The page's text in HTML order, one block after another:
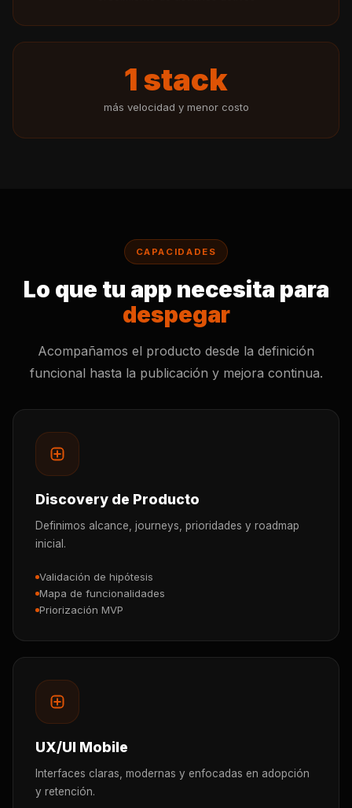
1 stack
más velocidad y menor costo
CAPACIDADES
Lo que tu app necesita para
despegar
Acompañamos el producto desde la definición
funcional hasta la publicación y mejora continua.
Discovery de Producto
Definimos alcance, journeys, prioridades y roadmap
inicial.
Validación de hipótesis
Mapa de funcionalidades
Priorización MVP
UX/UI Mobile
Interfaces claras, modernas y enfocadas en adopción
y retención.